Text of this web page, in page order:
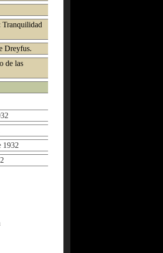
Tranquilidad
Dreyfus.
de las
1932